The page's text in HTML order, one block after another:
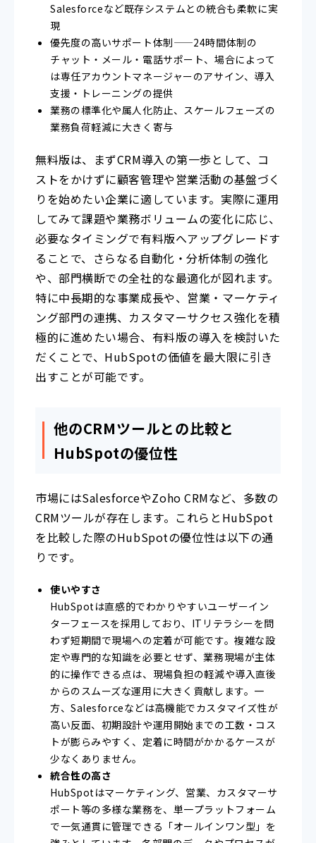
Salesforceなど既存システムとの統合も柔軟に実
現
優先度の高いサポート体制——24時間体制の
チャット・メール・電話サポート、場合によって
は専任アカウントマネージャーのアサイン、導入
支援・トレーニングの提供
業務の標準化や属人化防止、スケールフェーズの
業務負荷軽減に大きく寄与
無料版は、まずCRM導入の第一歩として、コ
ストをかけずに顧客管理や営業活動の基盤づく
りを始めたい企業に適しています。実際に運用
してみて課題や業務ボリュームの変化に応じ、
必要なタイミングで有料版へアップグレードす
ることで、さらなる自動化・分析体制の強化
や、部門横断での全社的な最適化が図れます。
特に中長期的な事業成長や、営業・マーケティ
ング部門の連携、カスタマーサクセス強化を積
極的に進めたい場合、有料版の導入を検討いた
だくことで、HubSpotの価値を最大限に引き
出すことが可能です。
他のCRMツールとの比較と
HubSpotの優位性
市場にはSalesforceやZoho CRMなど、多数の
CRMツールが存在します。これらとHubSpot
を比較した際のHubSpotの優位性は以下の通
りです。
使いやすさ
HubSpotは直感的でわかりやすいユーザーイン
ターフェースを採用しており、ITリテラシーを問
わず短期間で現場への定着が可能です。複雑な設
定や専門的な知識を必要とせず、業務現場が主体
的に操作できる点は、現場負担の軽減や導入直後
からのスムーズな運用に大きく貢献します。一
方、Salesforceなどは高機能でカスタマイズ性が
高い反面、初期設計や運用開始までの工数・コス
トが膨らみやすく、定着に時間がかかるケースが
少なくありません。
統合性の高さ
HubSpotはマーケティング、営業、カスタマーサ
ポート等の多様な業務を、単一プラットフォーム
で一気通貫に管理できる「オールインワン型」を